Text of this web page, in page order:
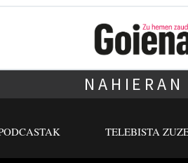
NAHIERAN
TELEBISTA